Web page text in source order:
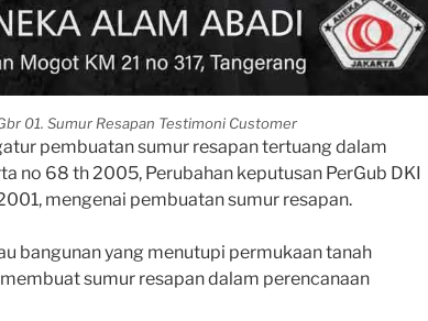
01. Sumur Resapan Testimoni Customer
pembuatan sumur resapan tertuang dalam
no 68 th 2005, Perubahan keputusan PerGub DKI
mengenai pembuatan sumur resapan.
bangunan yang menutupi permukaan tanah
sumur resapan dalam perencanaan